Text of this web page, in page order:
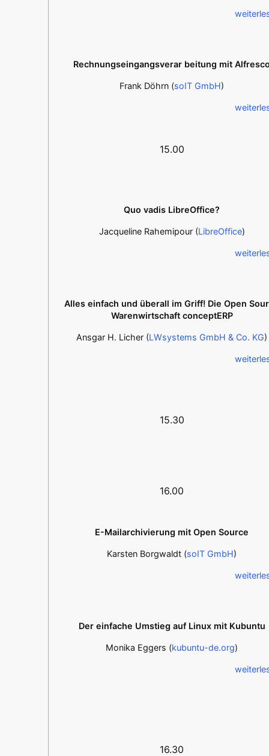
Rechnungseingangsverar beitung mit
Frank Döhrn (soIT GmbH)
15.00
Quo vadis LibreOffice?
Jacqueline Rahemipour (LibreOffice)
Alles einfach und überall im Griff! Die Open
Warenwirtschaft conceptERP
Ansgar H. Licher (LWsystems GmbH & Co. KG)
15.30
16.00
E-Mailarchivierung mit Open Source
Karsten Borgwaldt (soIT GmbH)
Der einfache Umstieg auf Linux mit Kubuntu
Monika Eggers (kubuntu-de.org)
16.30